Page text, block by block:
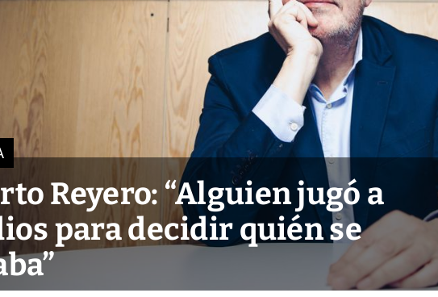
Reyero: “Alguien jugó a
para decidir quién se